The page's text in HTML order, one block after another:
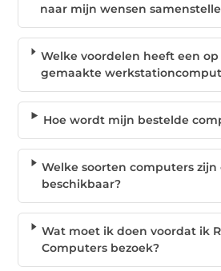
naar mijn wensen
Welke voordelen heeft een
gemaakte
Hoe wordt mijn bestelde
Welke soorten computers
beschikbaar?
Wat moet ik doen voordat ik
Computers bezoek?